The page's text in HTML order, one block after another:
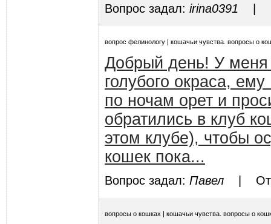
Вопрос задал: irina0391
вопрос фелинологу | кошачьи чувства. вопросы о
Добрый день! У меня
голубого окраса,
по ночам орет и
обратились в клуб
этом клубе), чтобы
кошек пока...
Вопрос задал: Павел |
вопросы о кошках | кошачьи чувства. вопросы о